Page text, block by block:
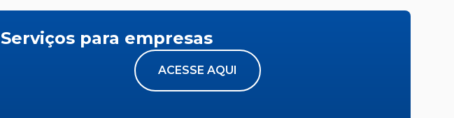
Serviços para empresas
ACESSE AQUI